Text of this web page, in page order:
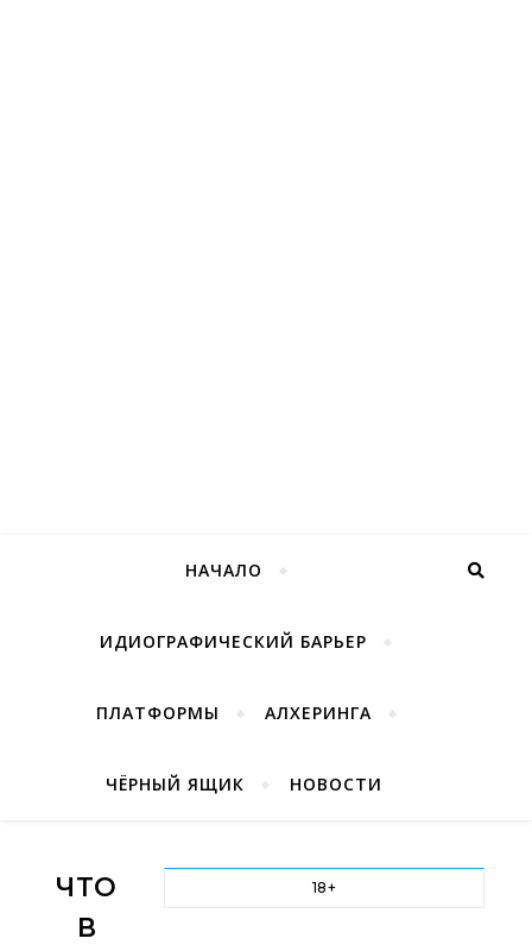
НАЧАЛО
ИДИОГРАФИЧЕСКИЙ БАРЬЕР
ПЛАТФОРМЫ АЛХЕРИНГА
ЧЁРНЫЙ ЯЩИК НОВОСТИ
ЧТО
В
18+